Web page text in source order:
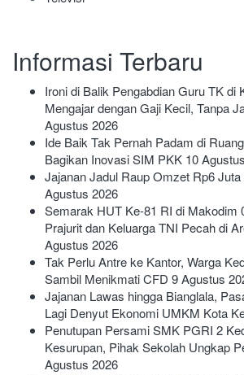
Informasi Terbaru
Ironi di Balik Pengabdian Guru TK di
Mengajar dengan Gaji Kecil, Tanpa
Agustus 2026
Ide Baik Tak Pernah Padam di
Bagikan Inovasi SIM PKK 10
Jajanan Jadul Raup Omzet Rp6
Agustus 2026
Semarak HUT Ke-81 RI di Makodim
Prajurit dan Keluarga TNI Pecah di
Agustus 2026
Tak Perlu Antre ke Kantor, Warga
Sambil Menikmati CFD 9 Agustus
Jajanan Lawas hingga Bianglala,
Lagi Denyut Ekonomi UMKM Kota
Penutupan Persami SMK PGRI 2
Kesurupan, Pihak Sekolah Ungkap
Agustus 2026